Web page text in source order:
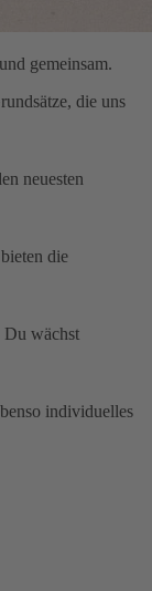
gemeinsam.
die uns
neuesten
die
Du wächst
individuelles